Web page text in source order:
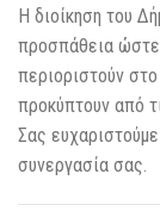
Η διοίκηση του
προσπάθεια ώστε
περιοριστούν
προκύπτουν από
Σας
συνεργασία σας.